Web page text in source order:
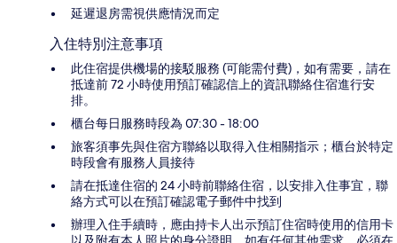
延遲退房需視供應情況而定
入住特別注意事項
此住宿提供機場的接駁服務 (可能需付費)，如有需要，請在
抵達前 72 小時使用預訂確認信上的資訊聯絡住宿進行安
排。
櫃台每日服務時段為 07:30 - 18:00
旅客須事先與住宿方聯絡以取得入住相關指示；櫃台於特定
時段會有服務人員接待
請在抵達住宿的 24 小時前聯絡住宿，以安排入住事宜，聯
絡方式可以在預訂確認電子郵件中找到
辦理入住手續時，應由持卡人出示預訂住宿時使用的信用卡